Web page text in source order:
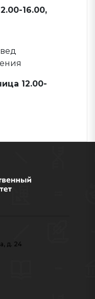
16.00,
12.00-
д. 24